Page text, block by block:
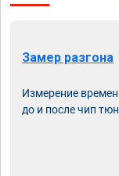
Замер разгона
Измерение
до и после чип